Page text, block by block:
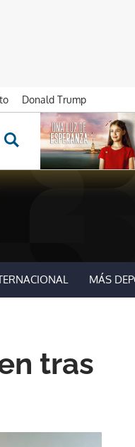
Donald Trump
NOVELAS
MÁS
tras